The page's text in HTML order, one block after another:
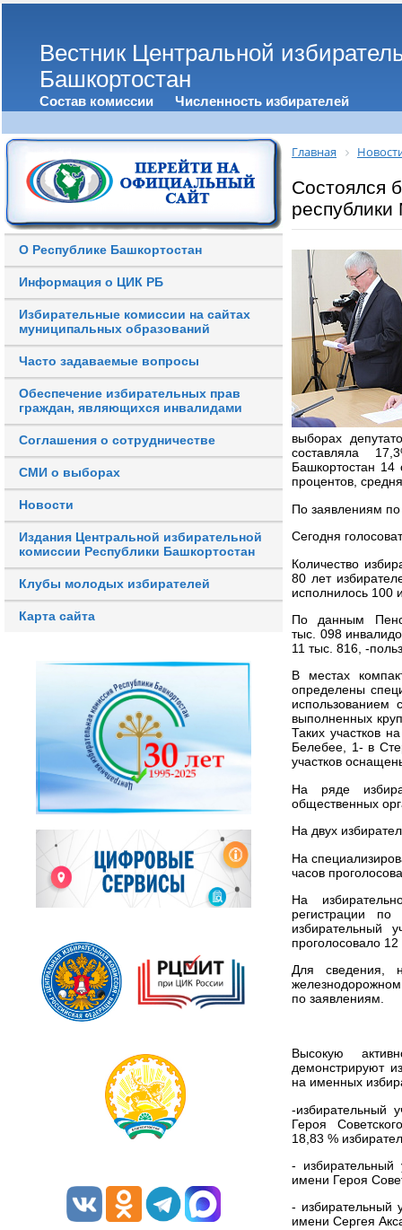
Вестник Центральной
Башкортостан
Состав комиссии Численность избирателей
О Республике Башкортостан
Информация о ЦИК РБ
Избирательные комиссии на сайтах
муниципальных образований
Часто задаваемые вопросы
Обеспечение избирательных прав
граждан, являющихся инвалидами
Соглашения о сотрудничестве
СМИ о выборах
Новости
Издания Центральной избирательной
комиссии Республики Башкортостан
Клубы молодых избирателей
Карта сайта
Главная
Состоялся
выборах
составляла
Башкортостан
процентов,
По заявлениям
Сегодня
Количество
80 лет
исполнилось 100
По данным
тыс. 098
11 тыс. 816, -
В местах
определены
использованием
выполненных
Таких участков
Белебее, 1- в
участков
На ряде
общественных
На двух
На
часов
На
регистрации
проголосовало 12
Для сведения,
железнодорожном
по заявлениям.
Высокую
демонстрируют
на именных
-
Героя
18,83 %
- избирательный
имени Героя
- избирательный
имени Сергея